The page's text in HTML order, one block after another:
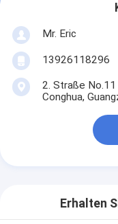
Mr. Eric
13926118296
2. Straße
Conghua,
Erhalten